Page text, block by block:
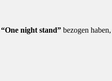
“One night stand” bezogen